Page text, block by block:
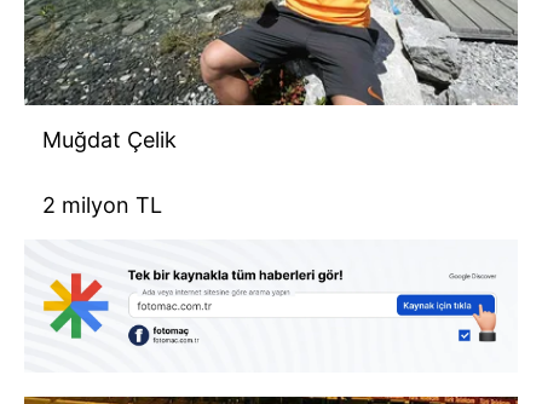
Muğdat Çelik
2 milyon TL